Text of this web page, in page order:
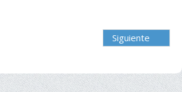
Siguiente